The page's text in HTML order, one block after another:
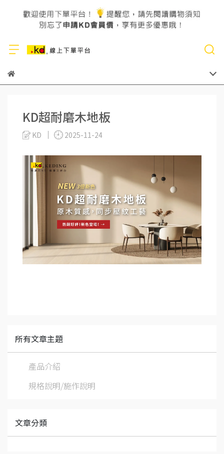
KD超耐磨木地板
KD 2025-11-24
所有文章主題
產品介紹
規格說明/施作說明
文章分類